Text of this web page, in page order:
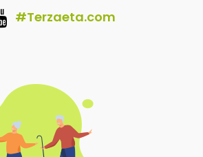
#Terzaeta.com